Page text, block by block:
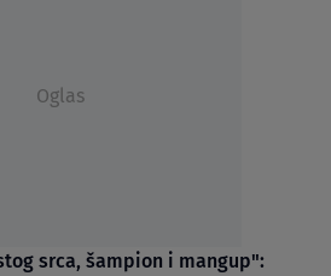
Oglas
srca, šampion i mangup":